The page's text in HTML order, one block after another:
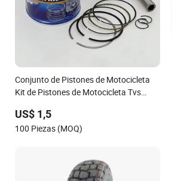
Conjunto de Pistones de Motocicleta
Kit de Pistones de Motocicleta Tvs
Motocicleta
US$ 1,5
100 Piezas (MOQ)